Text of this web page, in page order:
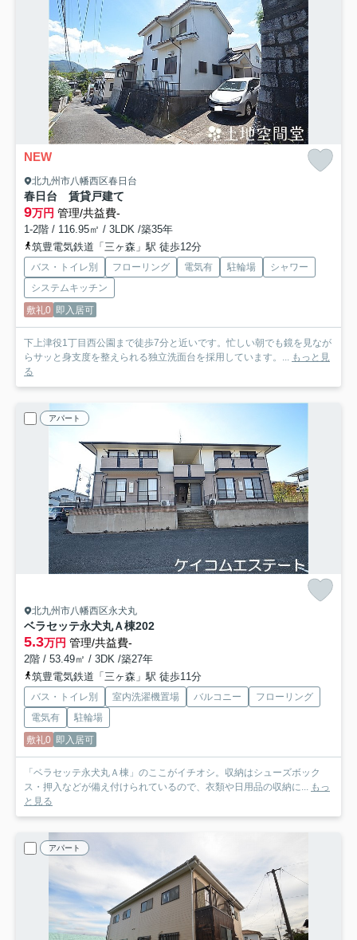
NEW
北九州市八幡西区春日台
春日台 賃貸戸建て
9万円 管理/共益費-
1-2階 / 116.95㎡ / 3LDK /築35年
筑豊電気鉄道「三ヶ森」駅 徒歩12分
バス・トイレ別 フローリング 電気有 駐輪場
シャワー
システムキッチン
敷礼0 即入居可
下上津役1丁目西公園まで徒歩7分と近いです。忙しい朝でも鏡を見なが
らサッと身支度を整えられる独立洗面台を採用しています。... もっと見
る
アパート
北九州市八幡西区永犬丸
ベラセッテ永犬丸Ａ棟202
5.3万円 管理/共益費-
2階 / 53.49㎡ / 3DK /築27年
筑豊電気鉄道「三ヶ森」駅 徒歩11分
バス・トイレ別 室内洗濯機置場 バルコニー
フローリング
電気有
駐輪場
敷礼0 即入居可
「ベラセッテ永犬丸Ａ棟」のここがイチオシ。収納はシューズボック
ス・押入などが備え付けられているので、衣類や日用品の収納に... もっ
と見る
アパート